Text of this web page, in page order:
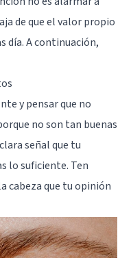
de que el valor propio
día. A continuación,
y pensar que no
no son tan buenas
señal que tu
lo suficiente. Ten
cabeza que tu opinión